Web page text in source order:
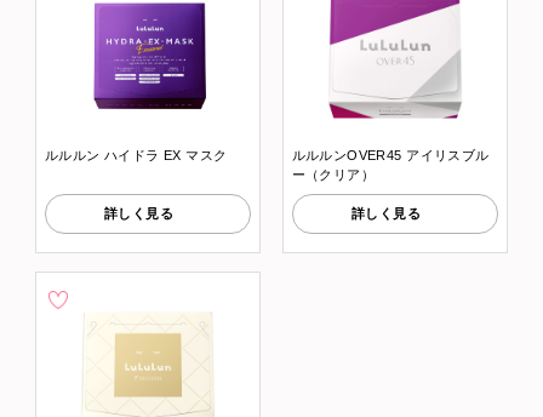
ルルルン ハイドラ EX マスク
詳しく見る
ルルルンOVER45 アイリスブル
ー（クリア）
詳しく見る